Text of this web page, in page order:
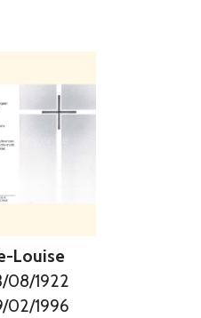
Louise
08/1922
02/1996